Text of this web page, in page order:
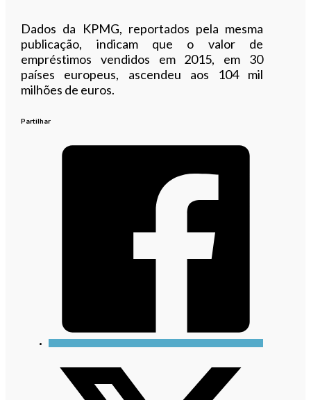
Dados da KPMG, reportados pela mesma
publicação, indicam que o valor de
empréstimos vendidos em 2015, em 30
países europeus, ascendeu aos 104 mil
milhões de euros.
Partilhar